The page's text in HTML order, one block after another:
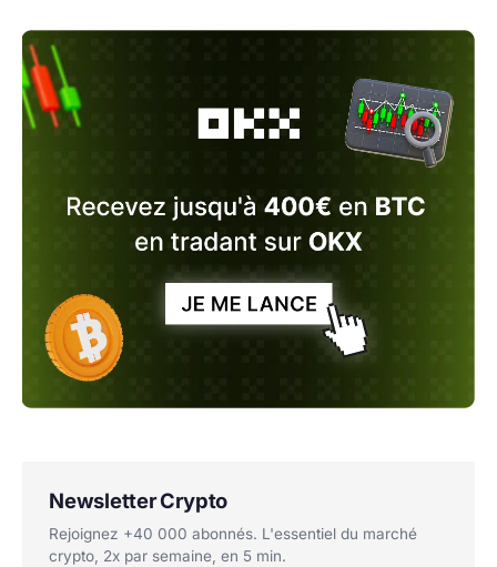
Newsletter Crypto
Rejoignez +40 000 abonnés. L'essentiel du marché
crypto, 2x par semaine, en 5 min.